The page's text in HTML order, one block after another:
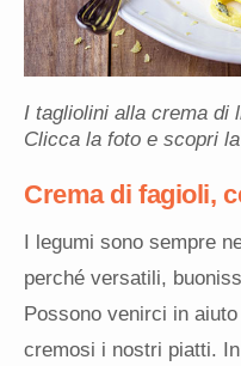
I tagliolini alla crema di
Clicca la foto e scopri
Crema di fagioli,
I legumi sono sempre
perché versatili,
Possono venirci in
cremosi i nostri piatti.